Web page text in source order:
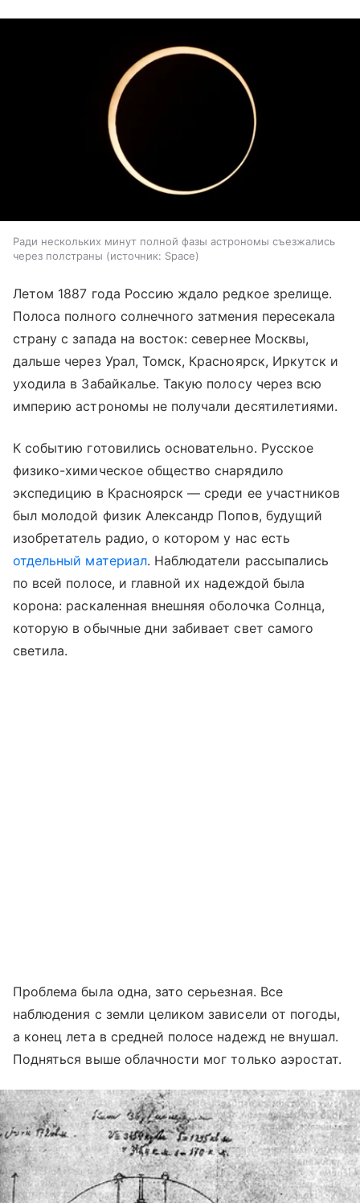
Ради нескольких минут полной фазы астрономы съезжались
через полстраны
источник: Space
Летом 1887 года Россию ждало редкое зрелище.
Полоса полного солнечного затмения пересекала
страну с запада на восток: севернее Москвы,
дальше через Урал, Томск, Красноярск, Иркутск и
уходила в Забайкалье. Такую полосу через всю
империю астрономы не получали десятилетиями.
К событию готовились основательно. Русское
физико-химическое общество снарядило
экспедицию в Красноярск — среди ее участников
был молодой физик Александр Попов, будущий
изобретатель радио, о котором у нас есть
отдельный материал. Наблюдатели рассыпались
по всей полосе, и главной их надеждой была
корона: раскаленная внешняя оболочка Солнца,
которую в обычные дни забивает свет самого
светила.
Проблема была одна, зато серьезная. Все
наблюдения с земли целиком зависели от погоды,
а конец лета в средней полосе надежд не внушал.
Подняться выше облачности мог только аэростат.